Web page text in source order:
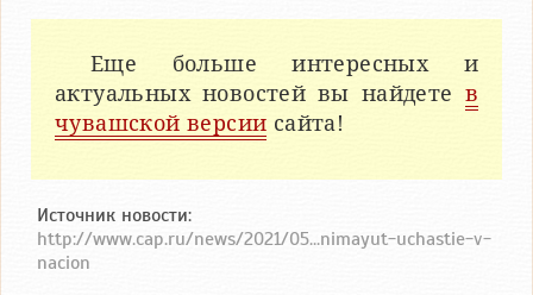
Еще больше интересных и
актуальных новостей вы найдете в
чувашской версии сайта!
Источник новости:
http://www.cap.ru/news/2021/05...nimayut-uchastie-v-
nacion